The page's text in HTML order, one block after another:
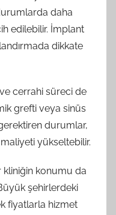
daha
edilebilir. İmplant
dikkate
ve cerrahi süreci de
grefti veya sinüs
durumlar,
yükseltebilir.
kliniğin konumu da
şehirlerdeki
fiyatlarla hizmet